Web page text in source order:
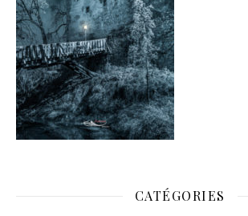
CATÉGORIES